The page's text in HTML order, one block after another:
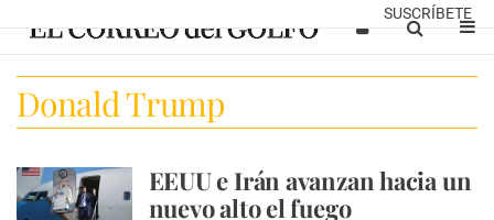
SUSCRÍBETE
Donald Trump
EEUU e Irán avanzan hacia un
nuevo alto el fuego